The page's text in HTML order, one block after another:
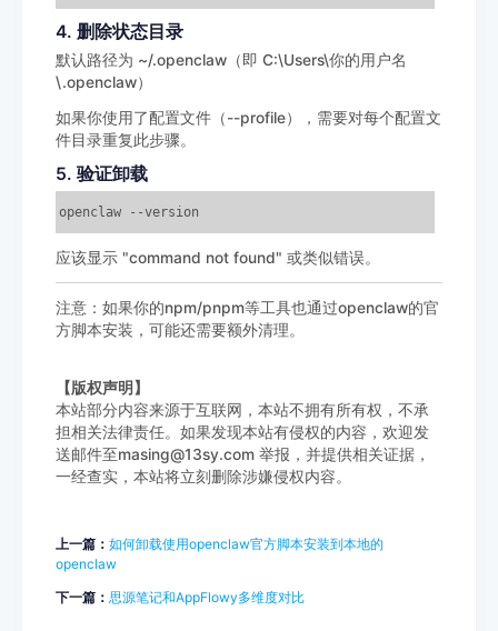
4. 删除状态目录
默认路径为 ~/.openclaw（即 C:\Users\你的用户名
\.openclaw）
如果你使用了配置文件（--profile），需要对每个配置文
件目录重复此步骤。
5. 验证卸载
openclaw --version
应该显示 "command not found" 或类似错误。
注意：如果你的npm/pnpm等工具也通过openclaw的官
方脚本安装，可能还需要额外清理。
【版权声明】
本站部分内容来源于互联网，本站不拥有所有权，不承
担相关法律责任。如果发现本站有侵权的内容，欢迎发
送邮件至masing@13sy.com 举报，并提供相关证据，
一经查实，本站将立刻删除涉嫌侵权内容。
上一篇： 如何卸载使用openclaw官方脚本安装到本地的
openclaw
下一篇： 思源笔记和AppFlowy多维度对比